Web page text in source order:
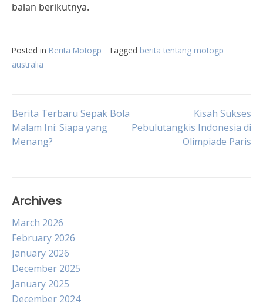
balan berikutnya.
Posted in Berita Motogp Tagged berita tentang motogp
australia
Post
navigation
Berita Terbaru Sepak Bola
Malam Ini: Siapa yang
Menang?
Kisah Sukses
Pebulutangkis Indonesia di
Olimpiade Paris
Archives
March 2026
February 2026
January 2026
December 2025
January 2025
December 2024